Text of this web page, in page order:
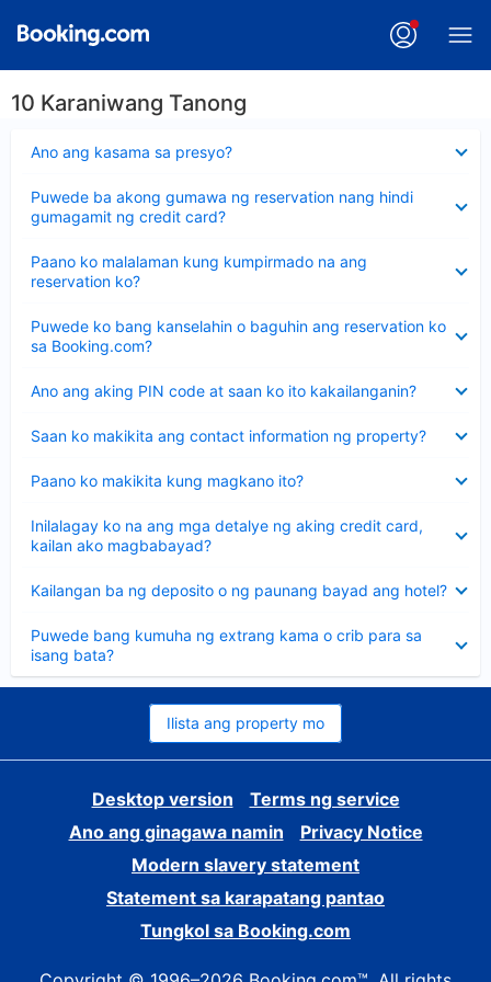
10 Karaniwang Tanong
Ano ang kasama sa presyo?
ang
Puwede ba akong gumawa ng reservation nang hindi
gumagamit ng credit card?
ang
sagot
Paano ko malalaman kung kumpirmado na ang
reservation ko?
ang
sagot
Puwede ko bang kanselahin o baguhin ang reservation ko
sa Booking.com?
ang
sagot
Ano ang aking PIN code at saan ko ito kakailanganin?
ang
Saan ko makikita ang contact information ng property?
ang
Paano ko makikita kung magkano ito?
ang
Inilalagay ko na ang mga detalye ng aking credit card,
kailan ako magbabayad?
ang
sagot
Kailangan ba ng deposito o ng paunang bayad ang hotel?
ang
Puwede bang kumuha ng extrang kama o crib para sa
isang bata?
ang
sagot
Ilista ang property mo
Desktop version
Terms ng service
Ano ang ginagawa namin
Privacy Notice
Modern slavery statement
Statement sa karapatang pantao
Tungkol sa Booking.com